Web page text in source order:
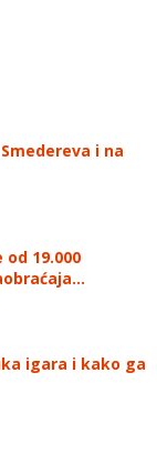
i na
19.000
igara i kako ga